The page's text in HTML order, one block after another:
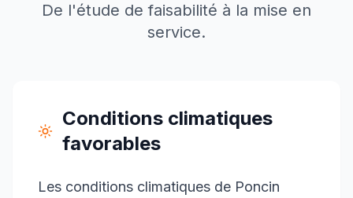
De l'étude de faisabilité à la mise en
service.
Conditions climatiques
favorables
Les conditions climatiques de Poncin